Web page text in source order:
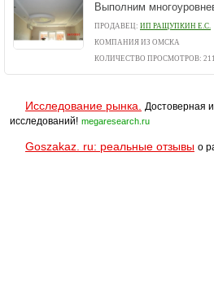
Выполним
ПРОДАВЕЦ: ИП РАЩУПКИН Е.С.
КОМПАНИЯ ИЗ ОМСКА
КОЛИЧЕСТВО ПРОСМОТРОВ:
Исследование рынка.
Достоверная
исследований! megaresearch.ru
Goszakaz. ru: реальные отзывы о